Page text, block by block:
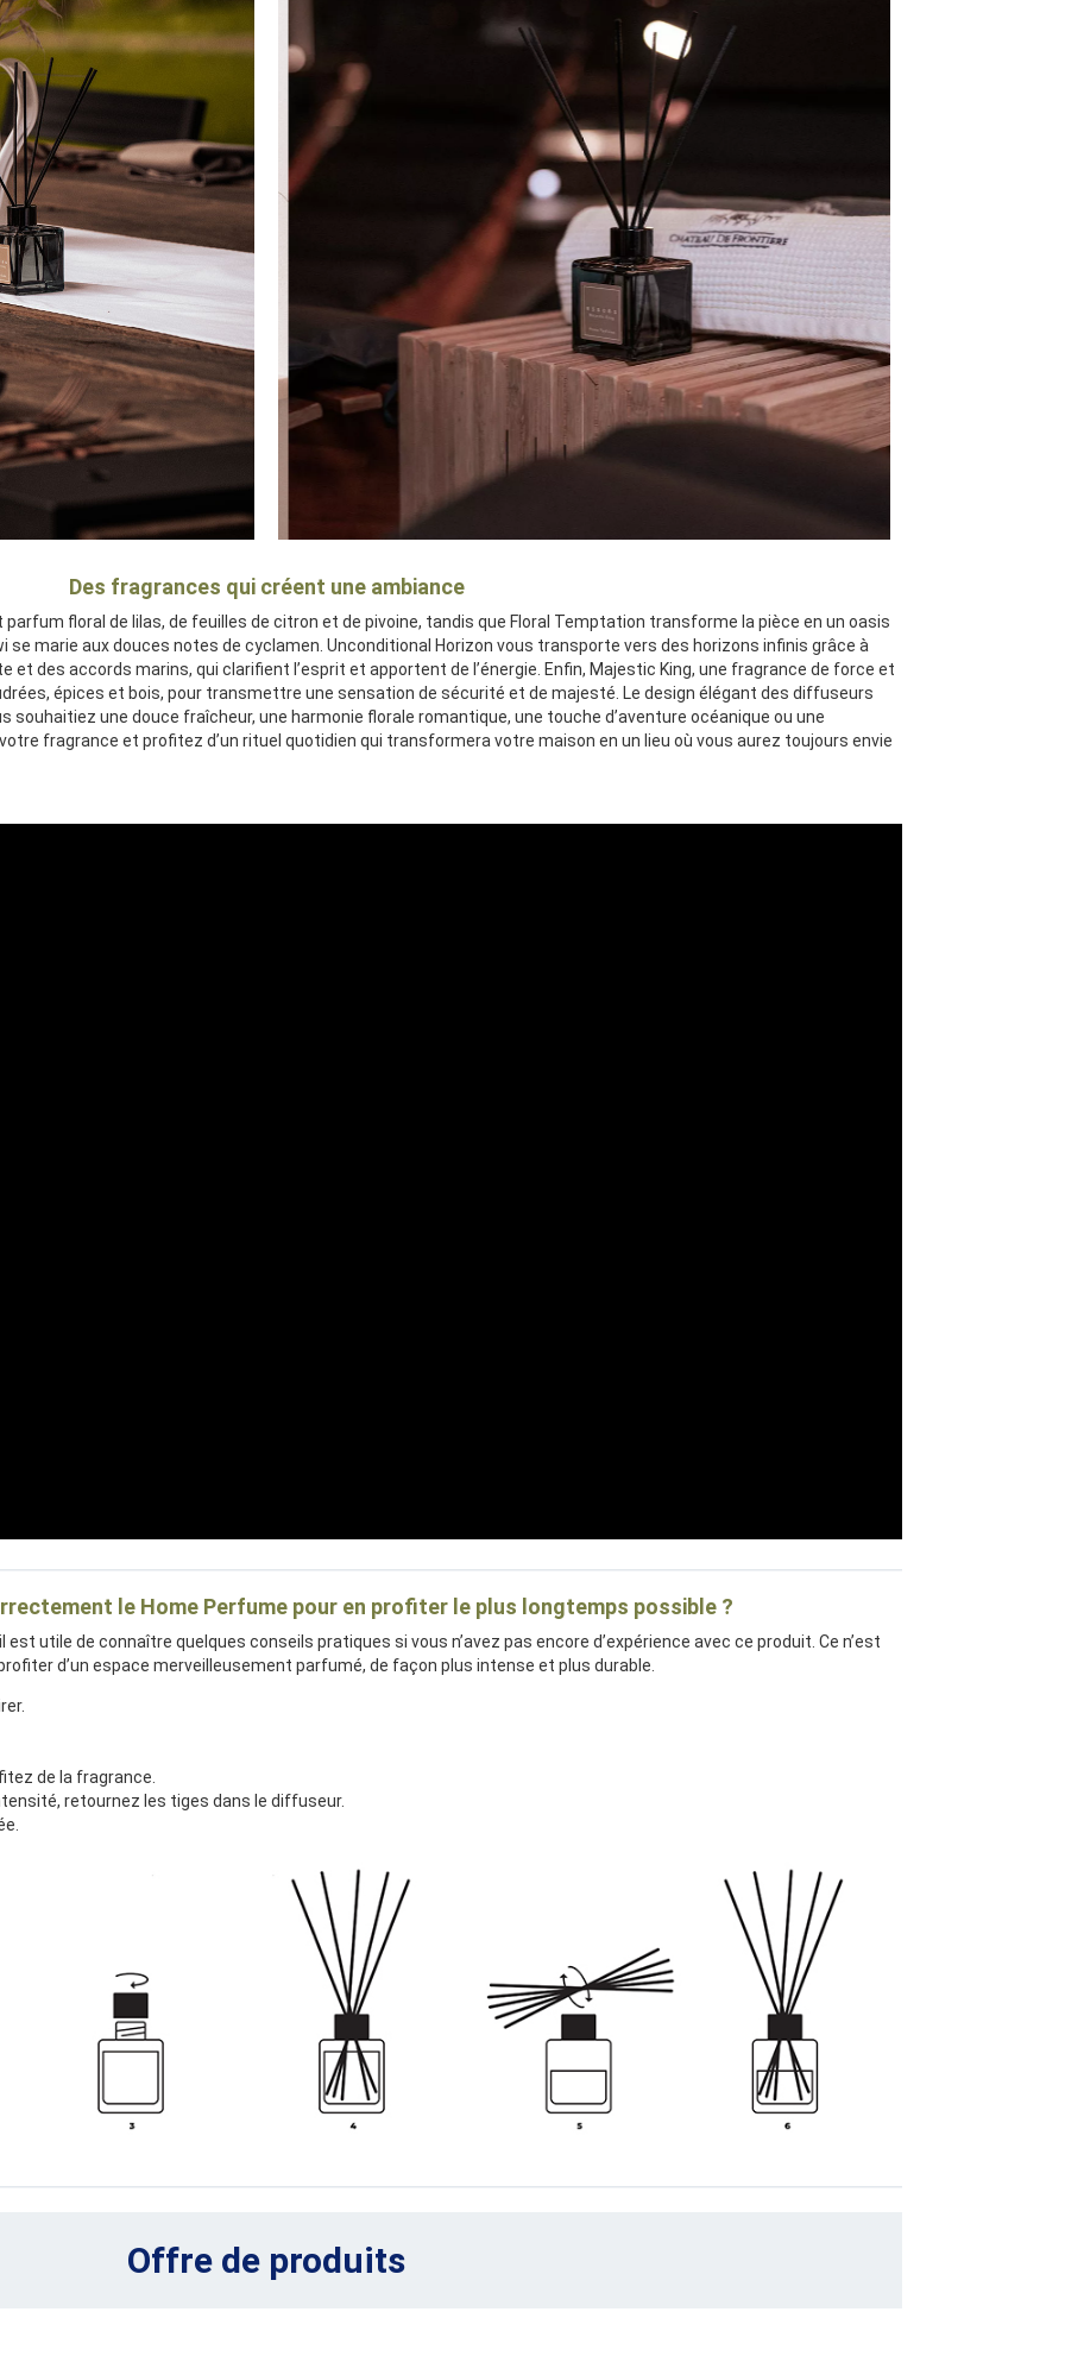
Des fragrances qui créent une ambiance
floral de lilas, de feuilles de citron et de pivoine, tandis que Floral Temptation transforme la pièce en un oasis
se marie aux douces notes de cyclamen. Unconditional Horizon vous transporte vers des horizons infinis grâce à
et des accords marins, qui clarifient l’esprit et apportent de l’énergie. Enfin, Majestic King, une fragrance de force et
épices et bois, pour transmettre une sensation de sécurité et de majesté. Le design élégant des diffuseurs
souhaitiez une douce fraîcheur, une harmonie florale romantique, une touche d’aventure océanique ou une
fragrance et profitez d’un rituel quotidien qui transformera votre maison en un lieu où vous aurez toujours envie
le Home Perfume pour en profiter le plus longtemps possible ?
utile de connaître quelques conseils pratiques si vous n’avez pas encore d’expérience avec ce produit. Ce n’est
d’un espace merveilleusement parfumé, de façon plus intense et plus durable.
de la fragrance.
retournez les tiges dans le diffuseur.
Offre de produits